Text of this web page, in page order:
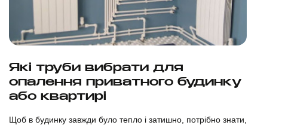
Дивитися
Які труби вибрати для
опалення приватного будинку
або квартирі
Щоб в будинку завжди було тепло і затишно, потрібно знати,